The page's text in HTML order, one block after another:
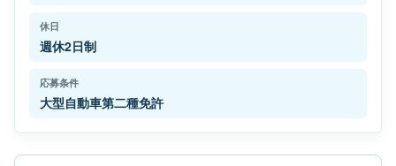
休日
週休2日制
応募条件
大型自動車第二種免許